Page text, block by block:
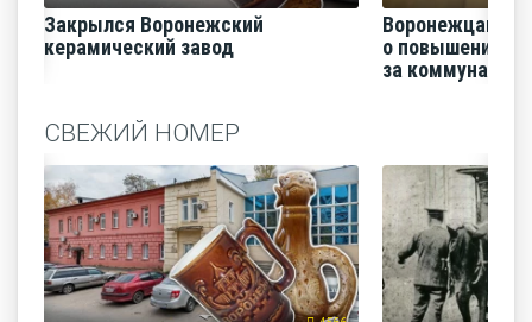
Закрылся Воронежский
керамический завод
Воронежцам
о повышении
за
СВЕЖИЙ НОМЕР